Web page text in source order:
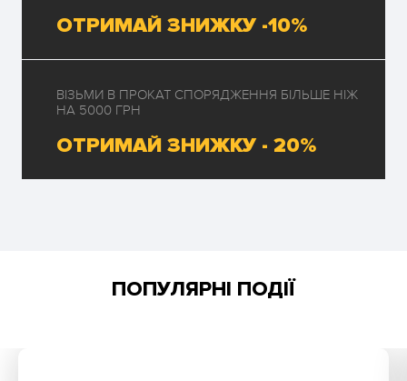
ОТРИМАЙ ЗНИЖКУ -10%
ВІЗЬМИ В ПРОКАТ СПОРЯДЖЕННЯ БІЛЬШЕ НІЖ
НА 5000 ГРН
ОТРИМАЙ ЗНИЖКУ - 20%
ПОПУЛЯРНІ ПОДІЇ